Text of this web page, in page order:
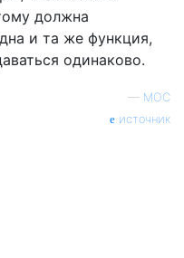
должна
и та же функция,
одинаково.
— МОС
источник